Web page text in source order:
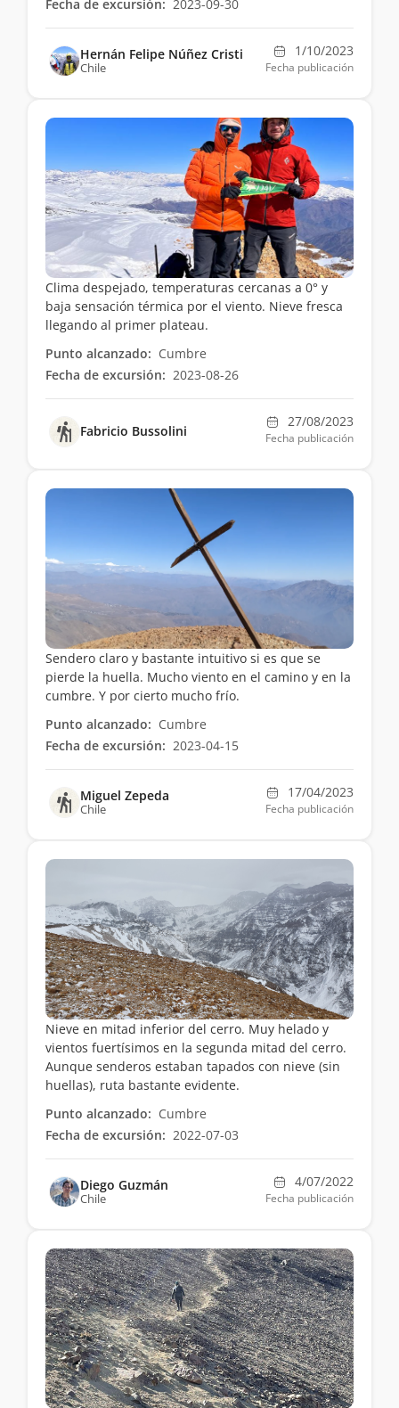
Fecha de excursión: 2023-09-30
Hernán Felipe Núñez Cristi
Chile
1/10/2023
Fecha publicación
Clima despejado, temperaturas cercanas a 0° y
baja sensación térmica por el viento. Nieve fresca
llegando al primer plateau.
Punto alcanzado: Cumbre
Fecha de excursión: 2023-08-26
Fabricio Bussolini
27/08/2023
Fecha publicación
Sendero claro y bastante intuitivo si es que se
pierde la huella. Mucho viento en el camino y en la
cumbre. Y por cierto mucho frío.
Punto alcanzado: Cumbre
Fecha de excursión: 2023-04-15
Miguel Zepeda
Chile
17/04/2023
Fecha publicación
Nieve en mitad inferior del cerro. Muy helado y
vientos fuertísimos en la segunda mitad del cerro.
Aunque senderos estaban tapados con nieve (sin
huellas), ruta bastante evidente.
Punto alcanzado: Cumbre
Fecha de excursión: 2022-07-03
Diego Guzmán
Chile
4/07/2022
Fecha publicación